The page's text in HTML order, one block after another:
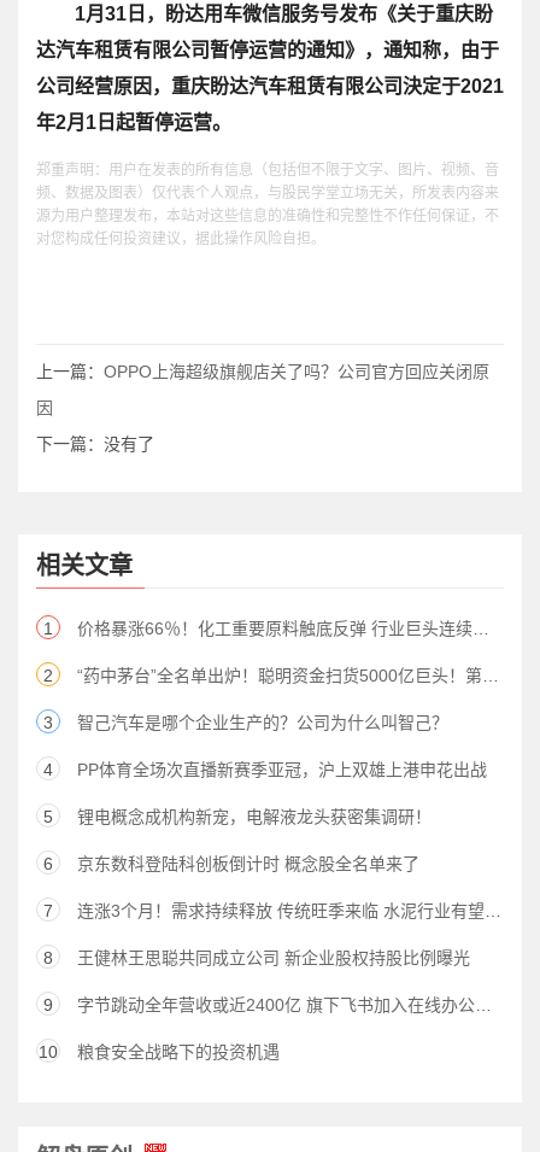
1月31日，盼达用车微信服务号发布《关于重庆盼
达汽车租赁有限公司暂停运营的通知》，通知称，由于
公司经营原因，重庆盼达汽车租赁有限公司決定于2021
年2月1日起暂停运营。
郑重声明：用户在发表的所有信息（包括但不限于文字、图片、视频、音
频、数据及图表）仅代表个人观点，与股民学堂立场无关，所发表内容来
源为用户整理发布，本站对这些信息的准确性和完整性不作任何保证，不
对您构成任何投资建议，据此操作风险自担。
上一篇： OPPO上海超级旗舰店关了吗？公司官方回应关闭原
因
下一篇：没有了
相关文章
1 价格暴涨66％！化工重要原料触底反弹 行业巨头连续紧急调价 概念股仅此4只
2 “药中茅台”全名单出炉！聪明资金扫货5000亿巨头！第四批药品集采倒计时 药企“瑟瑟发抖”
3 智己汽车是哪个企业生产的？公司为什么叫智己？
4 PP体育全场次直播新赛季亚冠，沪上双雄上港申花出战
5 锂电概念成机构新宠，电解液龙头获密集调研！
6 京东数科登陆科创板倒计时 概念股全名单来了
7 连涨3个月！需求持续释放 传统旺季来临 水泥行业有望大反转 超半数公司滚动市盈率竟不足
8 王健林王思聪共同成立公司 新企业股权持股比例曝光
9 字节跳动全年营收或近2400亿 旗下飞书加入在线办公战局
10 粮食安全战略下的投资机遇